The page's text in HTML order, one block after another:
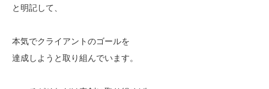
と明記して、
本気でクライアントのゴールを
達成しようと取り組んでいます。